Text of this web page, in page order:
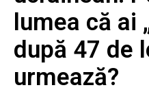
lumea că ai
după 47 de
urmează?